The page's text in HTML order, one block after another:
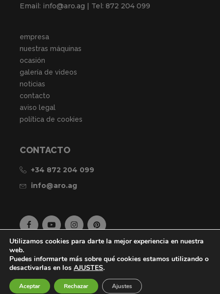
Email: info@aro.ag | Tel: 872 204 099
empresa
nuestras máquinas
ocasión
galería de videos
noticias
contacto
aviso legal
política de cookies
CONTACTO
+34 872 204 099
info@aro.ag
WEB DESARROLLADA PORVOLCÀNIC INTERNET
Utilizamos cookies para darte la mejor experiencia en nuestra
web.
Puedes informarte más sobre qué cookies estamos utilizando o
desactivarlas en los AJUSTES.
Aceptar Rechazar Ajustes